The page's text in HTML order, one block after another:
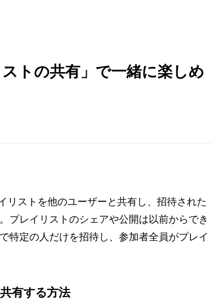
トの共有」で一緒に楽しめ
リストを他のユーザーと共有し、招待された
プレイリストのシェアや公開は以前からでき
特定の人だけを招待し、参加者全員がプレイ
有する方法